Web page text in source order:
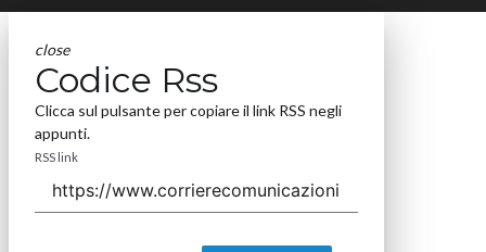
close
Codice Rss
Clicca sul pulsante per copiare il link RSS negli
appunti.
RSS link